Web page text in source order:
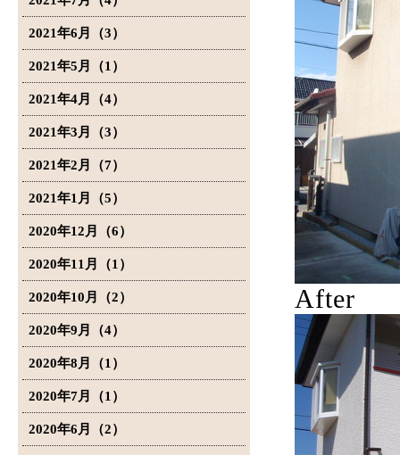
2021年6月（3）
2021年5月（1）
2021年4月（4）
2021年3月（3）
2021年2月（7）
2021年1月（5）
2020年12月（6）
2020年11月（1）
2020年10月（2）
2020年9月（4）
2020年8月（1）
2020年7月（1）
2020年6月（2）
After